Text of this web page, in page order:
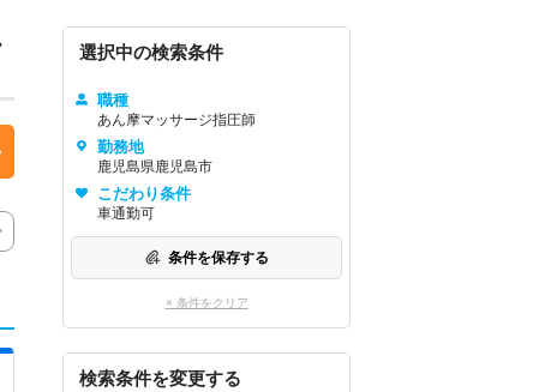
選択中の検索条件
職種
あん摩マッサージ指圧師
勤務地
鹿児島県鹿児島市
こだわり条件
車通勤可
条件を保存する
× 条件をクリア
検索条件を変更する